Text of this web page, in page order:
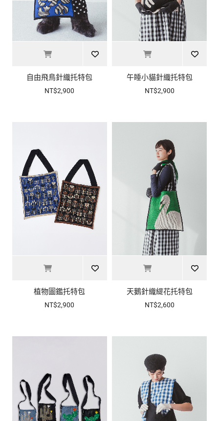
自由飛鳥針織托特包
NT$2,900
午睡小貓針織托特包
NT$2,900
植物圖鑑托特包
NT$2,900
天鵝針織緹花托特包
NT$2,600